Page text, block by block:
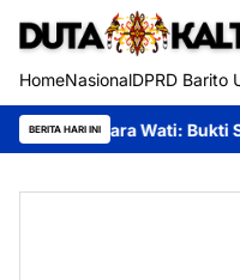
HomeNasionalDPRD Barito
BERITA HARI INI
Semangat Melestarikan